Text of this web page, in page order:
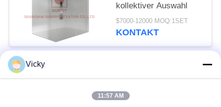
kollektiver Auswahl
$7000-12000 MOQ:1SET
KONTAKT
Vicky
11:57 AM